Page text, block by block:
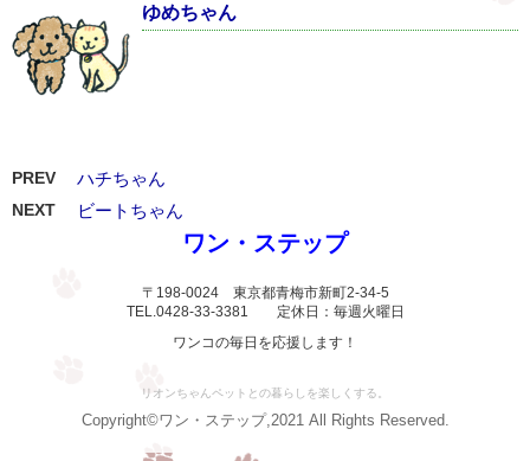
ゆめちゃん
PREV ハチちゃん
NEXT ビートちゃん
ワン・ステップ
〒198-0024 東京都青梅市新町2-34-5
TEL.0428-33-3381 定休日：毎週火曜日
ワンコの毎日を応援します！
リオンちゃんペットとの暮らしを楽しくする。
Copyright©ワン・ステップ,2021 All Rights Reserved.